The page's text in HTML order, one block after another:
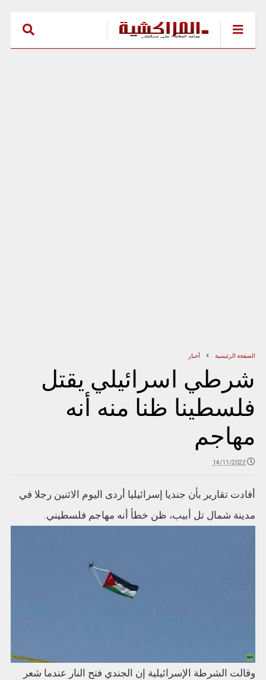
الصفحة الرئيسية أخبار
شرطي اسرائيلي يقتل
فلسطينا ظنا منه أنه
مهاجم
14/11/2022
أفادت تقارير بأن جنديا إسرائيليا أردى اليوم الاثنين رجلا في
مدينة شمال تل أبيب، ظن خطأ أنه مهاجم فلسطيني.
وقالت الشرطة الإسرائيلية إن الجندي فتح النار عندما شعر